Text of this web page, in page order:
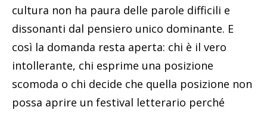
cultura non ha paura delle parole difficili e
dissonanti dal pensiero unico dominante. E
così la domanda resta aperta: chi è il vero
intollerante, chi esprime una posizione
scomoda o chi decide che quella posizione non
possa aprire un festival letterario perché